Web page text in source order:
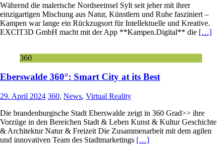
Während die malerische Nordseeinsel Sylt seit jeher mit ihrer
einzigartigen Mischung aus Natur, Künstlern und Ruhe fasziniert –
Kampen war lange ein Rückzugsort für Intellektuelle und Kreative.
EXCIT3D GmbH macht mit der App **Kampen.Digital** die […]
360
Eberswalde 360°: Smart City at its Best
29. April 2024 360, News, Virtual Reality
Die brandenburgische Stadt Eberswalde zeigt in 360 Grad>> ihre
Vorzüge in den Bereichen Stadt & Leben Kunst & Kultur Geschichte
& Architektur Natur & Freizeit Die Zusammenarbeit mit dem agilen
und innovativen Team des Stadtmarketings […]